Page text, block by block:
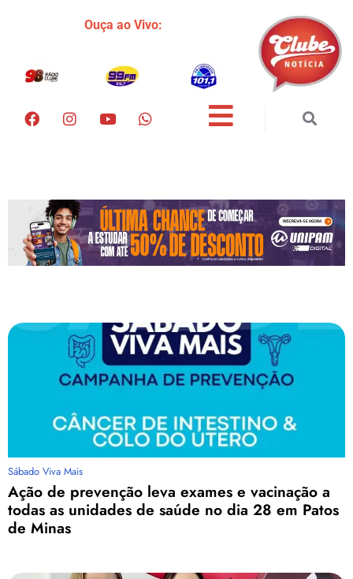
Ouça ao Vivo:
Sábado Viva Mais
Ação de prevenção leva exames e vacinação a
todas as unidades de saúde no dia 28 em Patos
de Minas